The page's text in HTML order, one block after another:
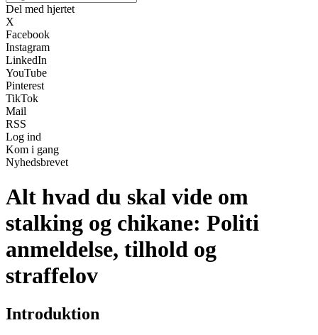
Del med hjertet
X
Facebook
Instagram
LinkedIn
YouTube
Pinterest
TikTok
Mail
RSS
Log ind
Kom i gang
Nyhedsbrevet
Alt hvad du skal vide om
stalking og chikane: Politi
anmeldelse, tilhold og
straffelov
Introduktion